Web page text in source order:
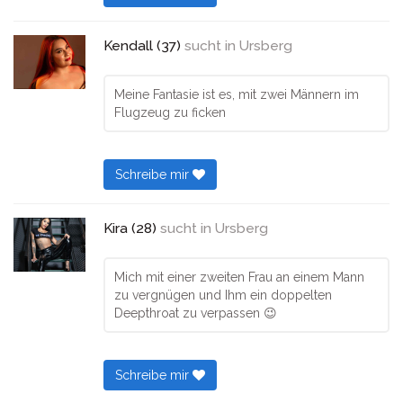
Kendall (37) sucht in Ursberg
Meine Fantasie ist es, mit zwei Männern im
Flugzeug zu ficken
Schreibe mir
Kira (28) sucht in Ursberg
Mich mit einer zweiten Frau an einem Mann
zu vergnügen und Ihm ein doppelten
Deepthroat zu verpassen 😉
Schreibe mir